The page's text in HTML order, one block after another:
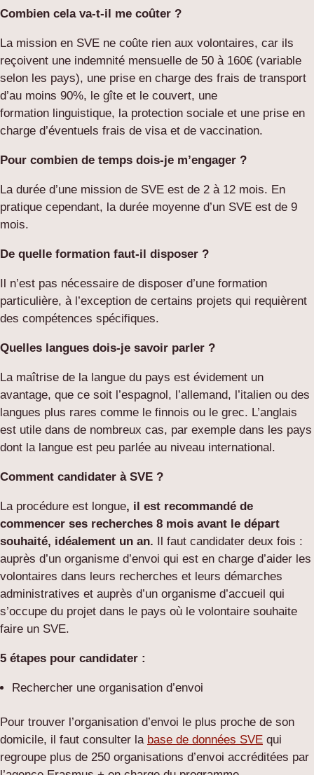
Combien cela va-t-il me coûter ?
La mission en SVE ne coûte rien aux volontaires, car ils
reçoivent une indemnité mensuelle de 50 à 160€ (variable
selon les pays), une prise en charge des frais de transport
d’au moins 90%, le gîte et le couvert, une
formation linguistique, la protection sociale et une prise en
charge d’éventuels frais de visa et de vaccination.
Pour combien de temps dois-je m’engager ?
La durée d’une mission de SVE est de 2 à 12 mois. En
pratique cependant, la durée moyenne d’un SVE est de 9
mois.
De quelle formation faut-il disposer ?
Il n’est pas nécessaire de disposer d’une formation
particulière, à l’exception de certains projets qui requièrent
des compétences spécifiques.
Quelles langues dois-je savoir parler ?
La maîtrise de la langue du pays est évidement un
avantage, que ce soit l’espagnol, l’allemand, l’italien ou des
langues plus rares comme le finnois ou le grec. L’anglais
est utile dans de nombreux cas, par exemple dans les pays
dont la langue est peu parlée au niveau international.
Comment candidater à SVE ?
La procédure est longue, il est recommandé de
commencer ses recherches 8 mois avant le départ
souhaité, idéalement un an. Il faut candidater deux fois :
auprès d’un organisme d’envoi qui est en charge d’aider les
volontaires dans leurs recherches et leurs démarches
administratives et auprès d’un organisme d’accueil qui
s’occupe du projet dans le pays où le volontaire souhaite
faire un SVE.
5 étapes pour candidater :
Rechercher une organisation d’envoi
Pour trouver l’organisation d’envoi le plus proche de son
domicile, il faut consulter la base de données SVE qui
regroupe plus de 250 organisations d’envoi accréditées par